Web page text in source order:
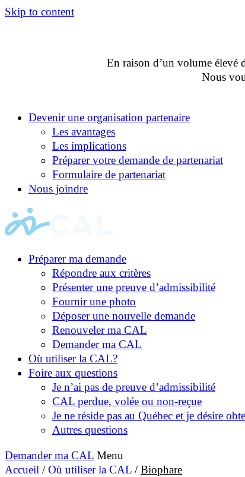
Skip to content
En raison d’un volume élevé
Nous
Devenir une organisation partenaire
Les avantages
Les implications
Préparer votre demande de partenariat
Formulaire de partenariat
Nous joindre
Préparer ma demande
Répondre aux critères
Présenter une preuve d’admissibilité
Fournir une photo
Déposer une nouvelle demande
Renouveler ma CAL
Demander ma CAL
Où utiliser la CAL?
Foire aux questions
Je n’ai pas de preuve d’admissibilité
CAL perdue, volée ou non-reçue
Je ne réside pas au Québec et je désire
Autres questions
Demander ma CAL Menu
Accueil /Où utiliser la CAL /Biophare